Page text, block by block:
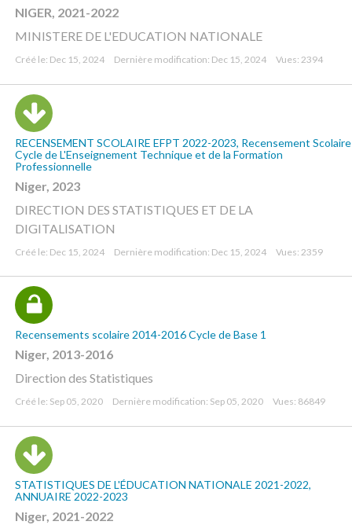
NIGER, 2021-2022
MINISTERE DE L'EDUCATION NATIONALE
Créé le: Dec 15, 2024 Dernière modification: Dec 15, 2024 Vues: 2394
RECENSEMENT SCOLAIRE EFPT 2022-2023, Recensement Scolaire
Cycle de L'Enseignement Technique et de la Formation
Professionnelle
Niger, 2023
DIRECTION DES STATISTIQUES ET DE LA
DIGITALISATION
Créé le: Dec 15, 2024 Dernière modification: Dec 15, 2024 Vues: 2359
Recensements scolaire 2014-2016 Cycle de Base 1
Niger, 2013-2016
Direction des Statistiques
Créé le: Sep 05, 2020 Dernière modification: Sep 05, 2020 Vues: 86849
STATISTIQUES DE L'ÉDUCATION NATIONALE 2021-2022,
ANNUAIRE 2022-2023
Niger, 2021-2022